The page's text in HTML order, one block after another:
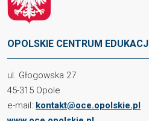
OPOLSKIE CENTRUM EDUKACJI
ul. Głogowska 27
45-315 Opole
e-mail: kontakt@oce.opolskie.pl